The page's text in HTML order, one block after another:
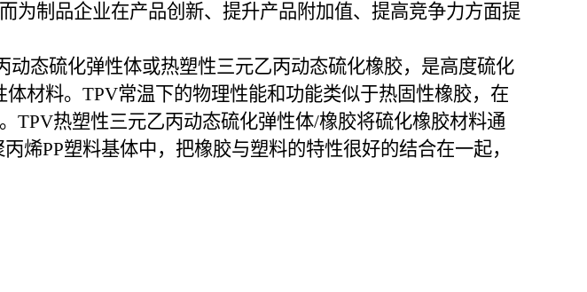
为制品企业在产品创新、提升产品附加值、提高竞争力方面提
动态硫化弹性体或热塑性三元乙丙动态硫化橡胶，是高度硫化
材料。TPV常温下的物理性能和功能类似于热固性橡胶，在
TPV热塑性三元乙丙动态硫化弹性体/橡胶将硫化橡胶材料通
烯PP塑料基体中，把橡胶与塑料的特性很好的结合在一起，